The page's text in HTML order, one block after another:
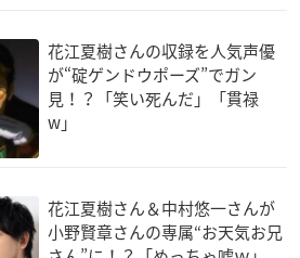
花江夏樹さんの収録を人気声優
が“碇ゲンドウポーズ”でガン
見！？「笑い死んだ」「貫禄
w」
花江夏樹さん＆中村悠一さんが
小野賢章さんの専属“お天気お兄